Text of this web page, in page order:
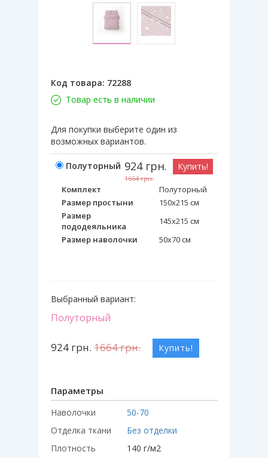
Код товара: 72288
Товар есть в наличии
Для покупки выберите один из
возможных вариантов.
Полуторный 924 грн.
1664грн.
Купить!
Комплект
Полуторный
Размер простыни
150х215 см
Размер
пододеяльника
145х215 см
Размер наволочки
50х70 см
Выбранный вариант:
Полуторный
924 грн. 1664грн. Купить!
Параметры
Наволочки
50-70
Отделка ткани
Без отделки
Плотность
140 г/м2